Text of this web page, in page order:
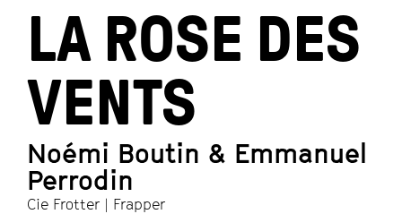
LA ROSE DES
VENTS
Noémi Boutin & Emmanuel
Perrodin
Cie Frotter | Frapper